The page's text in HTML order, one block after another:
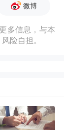
断，如
求从‘点
线
微博
多信息，与本
险自担。